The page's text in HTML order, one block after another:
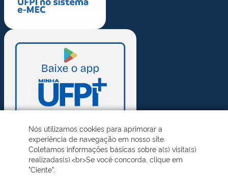
Nós utilizamos cookies para aprimorar a
experiência de navegação em nosso site.
Coletamos informações básicas sobre a(s) visita(s)
realizadas(s).<br>Se você concorda, clique em
"Ciente".